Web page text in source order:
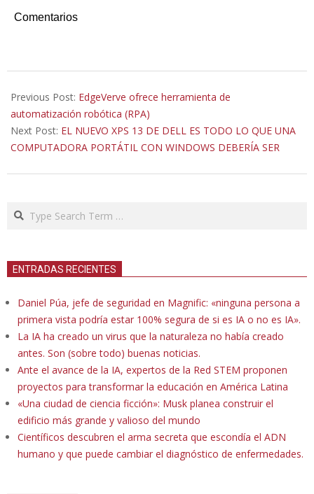
Comentarios
04-
15
Previous Post: EdgeVerve ofrece herramienta de
automatización robótica (RPA)
Next Post: EL NUEVO XPS 13 DE DELL ES TODO LO QUE UNA
COMPUTADORA PORTÁTIL CON WINDOWS DEBERÍA SER
Search
ENTRADAS RECIENTES
Daniel Púa, jefe de seguridad en Magnific: «ninguna persona a
primera vista podría estar 100% segura de si es IA o no es IA».
La IA ha creado un virus que la naturaleza no había creado
antes. Son (sobre todo) buenas noticias.
Ante el avance de la IA, expertos de la Red STEM proponen
proyectos para transformar la educación en América Latina
«Una ciudad de ciencia ficción»: Musk planea construir el
edificio más grande y valioso del mundo
Científicos descubren el arma secreta que escondía el ADN
humano y que puede cambiar el diagnóstico de enfermedades.